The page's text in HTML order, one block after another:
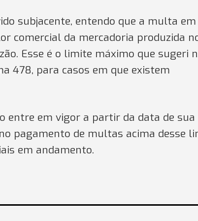
subjacente, entendo que a multa em
comercial da mercadoria produzida
Esse é o limite máximo que sugeri
478, para casos em que existem
entre em vigor a partir da data de sua
pagamento de multas acima desse
em andamento.